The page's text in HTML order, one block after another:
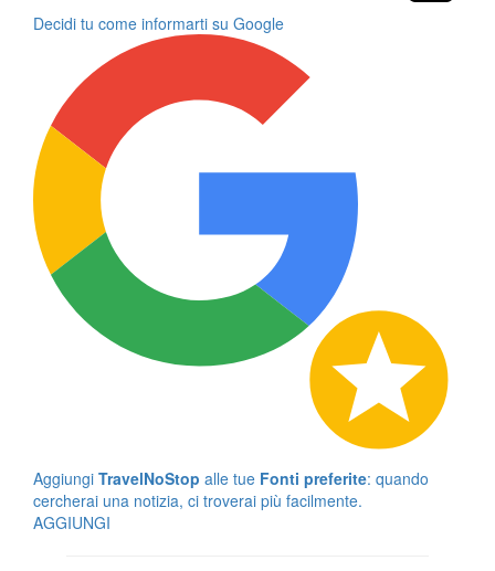
Decidi tu come informarti su Google
Aggiungi TravelNoStop alle tue Fonti preferite: quando
cercherai una notizia, ci troverai più facilmente.
AGGIUNGI